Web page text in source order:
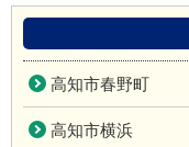
高知市春野町
高知市横浜